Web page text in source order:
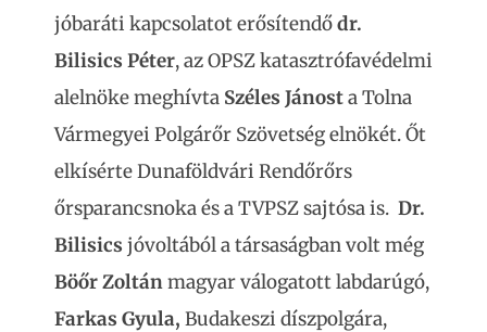
jóbaráti kapcsolatot erősítendődr.
Bilisics Péter, az OPSZ katasztrófavédelmi
alelnöke meghívta Széles Jánosta Tolna
Vármegyei Polgárőr Szövetség elnökét. Őt
elkísérte Dunaföldvári Rendőrőrs
őrsparancsnoka és a TVPSZ sajtósa is. Dr.
Bilisics jóvoltából a társaságban volt még
Böőr Zoltánmagyar válogatott labdarúgó,
Farkas Gyula, Budakeszi díszpolgára,